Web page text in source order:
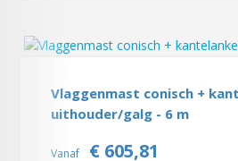
Vlaggenmast conisch +
uithouder/galg - 6 m
Vanaf € 605,81